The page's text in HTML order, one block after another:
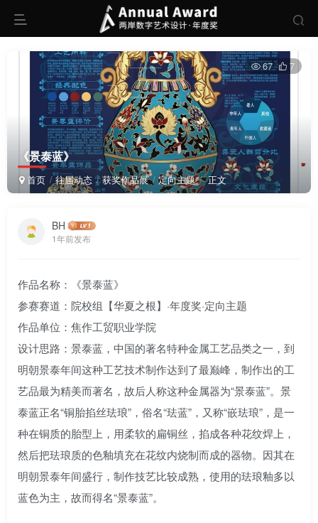
《景泰蓝》
首页 往届动态 获奖作品展 定向主题 正文
67 7
BH
1年前发布
作品名称：《景泰蓝》
参赛赛道：院校组【华夏之根】·年度奖·定向主题
作品单位：焦作工贸职业学院
设计思路：景泰蓝，中国的著名特种金属工艺品类之一，到
明朝景泰年间这种工艺技术制作达到了最巅峰，制作出的工
艺品最为精美而著名，故后人称这种金属器为“景泰蓝”。景
泰蓝正名“铜胎掐丝珐琅”，俗名“珐蓝”，又称“嵌珐琅”，是一
种在铜质的胎型上，用柔软的扁铜丝，掐成各种花纹焊上，
然后把珐琅质的色釉填充在花纹内烧制而成的器物。因其在
明朝景泰年间盛行，制作技艺比较成熟，使用的珐琅釉多以
蓝色为主，故而得名“景泰蓝”。